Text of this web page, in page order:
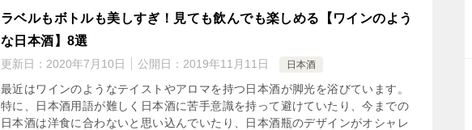
ラベルもボトルも美しすぎ！見ても飲んでも楽しめる【ワインのよう
な日本酒】8選
更新日： 2020年7月10日 公開日： 2019年11月11日 日本酒
最近はワインのようなテイストやアロマを持つ日本酒が脚光を浴びています。
特に、日本酒用語が難しく日本酒に苦手意識を持って避けていたり、今までの
日本酒は洋食に合わないと思い込んでいたり、日本酒瓶のデザインがオシャレ